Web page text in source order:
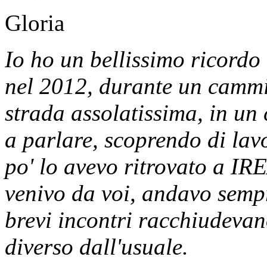
Gloria
Io ho un bellissimo
nel 2012, durante un
strada assolatissima, in un
a parlare, scoprendo di
po' lo avevo ritrovato a
venivo da voi, andavo
brevi incontri
diverso dall'usuale.